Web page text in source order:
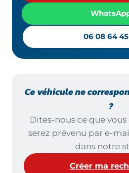
06 08 64 45
Ce véhicule ne
?
Dites-nous ce que vous
serez prévenu par e-
dans notre
Créer ma